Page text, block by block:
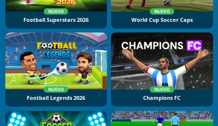
NUEVO
Football Superstars 2026
NUEVO
World Cup Soccer Caps
NUEVO
Football Legends 2026
NUEVO
Champions FC